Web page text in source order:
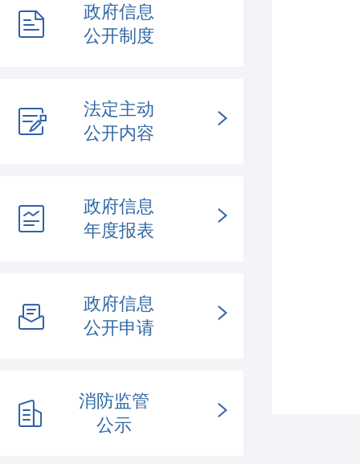
政府信息
公开制度
法定主动
公开内容
政府信息
年度报表
政府信息
公开申请
消防监管
公示